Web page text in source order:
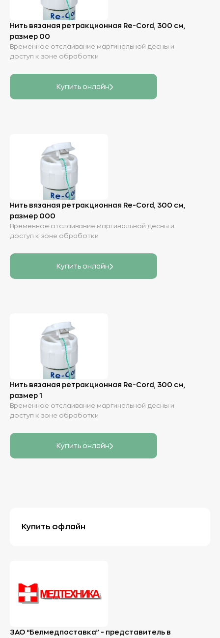
Нить вязаная ретракционная Re-Cord, 300 см,
размер 00
Временное отслаивание маргинальной десны и
доступ к зоне обработки
Купить онлайн
Нить вязаная ретракционная Re-Cord, 300 см,
размер 000
Временное отслаивание маргинальной десны и
доступ к зоне обработки
Купить онлайн
Нить вязаная ретракционная Re-Cord, 300 см,
размер 1
Временное отслаивание маргинальной десны и
доступ к зоне обработки
Купить онлайн
Купить офлайн
ЗАО “Белмедпоставка” - представитель в